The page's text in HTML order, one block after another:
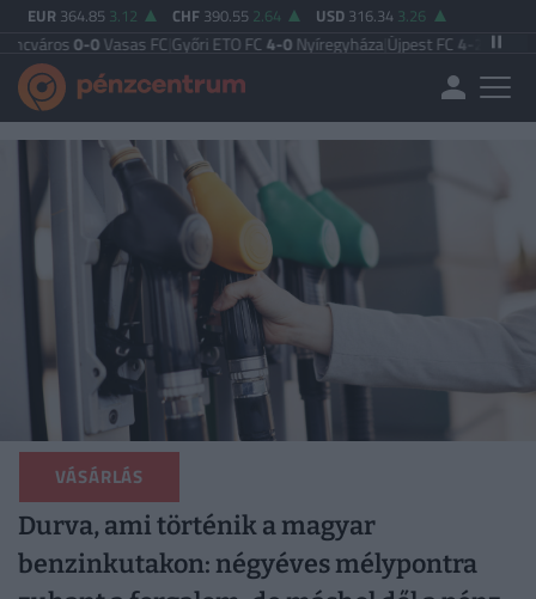
EUR 364.85 3.12 CHF 390.55 2.64 USD 316.34 3.26
Vasas FC|Győri ETO FC4-0Nyíregyháza| Újpest FC4-2Debreceni VSC|
VÁSÁRLÁS
Durva, ami történik a magyar
benzinkutakon: négyéves mélypontra